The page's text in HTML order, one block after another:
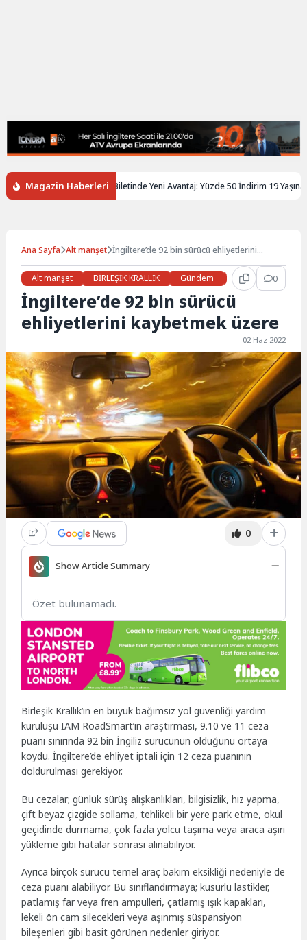
Magazin Haberleri
Gençlere Tren Biletinde Yeni Avantaj: Yüzde 50 İndirim 19 Yaşına
Ana Sayfa Alt manşet İngiltere’de 92 bin sürücü ehliyetlerini
Alt manşet
BİRLEŞİK KRALLIK Gündem Haberler 0
İngiltere’de 92 bin sürücü
ehliyetlerini kaybetmek üzere
02 Haz 2022
0
Show Article Summary
Özet bulunamadı.
Birleşik Krallık’ın en büyük bağımsız yol güvenliği yardım
kuruluşu IAM RoadSmart’ın araştırması, 9.10 ve 11 ceza
puanı sınırında 92 bin İngiliz sürücünün olduğunu ortaya
koydu. İngiltere’de ehliyet iptali için 12 ceza puanının
doldurulması gerekiyor.
Bu cezalar; günlük sürüş alışkanlıkları, bilgisizlik, hız yapma,
çift beyaz çizgide sollama, tehlikeli bir yere park etme, okul
geçidinde durmama, çok fazla yolcu taşıma veya araca aşırı
yükleme gibi hatalar sonrası alınabiliyor.
Ayrıca birçok sürücü temel araç bakım eksikliği nedeniyle de
ceza puanı alabiliyor. Bu sınıflandırmaya; kusurlu lastikler,
patlamış far veya fren ampulleri, çatlamış ışık kapakları,
lekeli ön cam silecekleri veya aşınmış süspansiyon
bileşenleri gibi basit görünen nedenler giriyor.